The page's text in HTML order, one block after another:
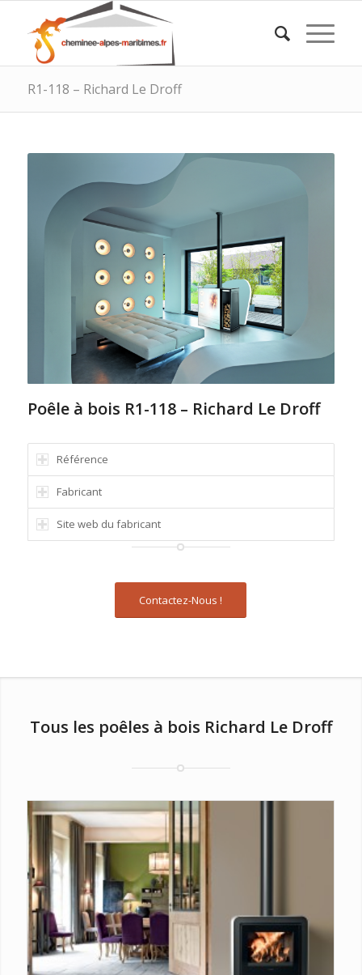
R1-118 – Richard Le Droff
Poêle à bois R1-118 – Richard Le Droff
Référence
Fabricant
Site web du fabricant
Contactez-Nous !
Tous les poêles à bois Richard Le Droff